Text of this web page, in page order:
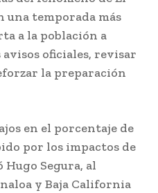
temporada más
a la población a
oficiales, revisar
la preparación
en el porcentaje de
por los impactos de
Hugo Segura, al
y Baja California